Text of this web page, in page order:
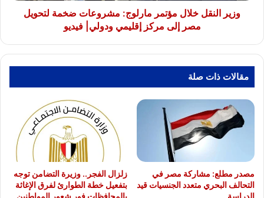
وزير النقل خلال مؤتمر مارلوج: مشروعات ضخمة لتحويل
مصر إلى مركز إقليمي ودولي| فيديو
مقالات ذات صلة
مصدر مطلع: مشاركة مصر في
التحالف البحري متعدد الجنسيات قيد
الدراسة
زلزال الفجر.. وزيرة التضامن توجه
بتفعيل خطة الطوارئ لفرق الإغاثة
بالمحافظات فور شعور المواطنين